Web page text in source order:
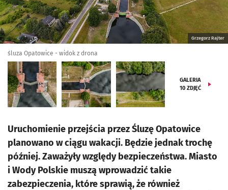
Grzegorz Rajter
śluza Opatowice - widok z drona
GALERIA
10 ZDJĘĆ
Uruchomienie przejścia przez Śluzę Opatowice
planowano w ciągu wakacji. Będzie jednak trochę
później. Zaważyły względy bezpieczeństwa. Miasto
i Wody Polskie muszą wprowadzić takie
zabezpieczenia, które sprawią, że również